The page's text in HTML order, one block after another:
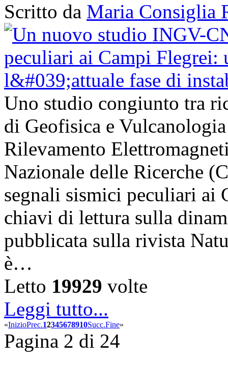
Scritto da Maria Consiglia
Uno studio congiunto tra
di Geofisica e
Rilevamento
Nazionale delle Ricerche
segnali sismici peculiari ai
chiavi di lettura sulla
pubblicata sulla rivista
è…
Letto 19929 volte
Leggi tutto...
«InizioPrec.12345678910Succ.Fine»
Pagina 2 di 24